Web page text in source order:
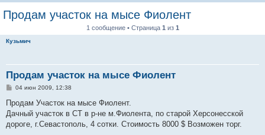
Продам участок на мысе Фиолент
1 сообщение • Страница 1 из 1
Кузьмич
Продам участок на мысе Фиолент
С
о
щ
е
н
04 июн 2009, 12:38
Продам Участок на мысе Фиолент.
Дачный участок в СТ в р-не м.Фиолента, по старой Херсонесской
дороге, г.Севастополь, 4 сотки. Стоимость 8000 $ Возможен торг.